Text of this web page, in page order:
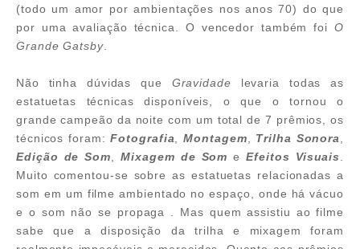
(todo um amor por ambientações nos anos 70) do que
por uma avaliação técnica. O vencedor também foiO
Grande Gatsby.
Não tinha dúvidas que Gravidade levaria todas as
estatuetas técnicas disponíveis, o que o tornou o
grande campeão da noite com um total de 7 prêmios, os
técnicos foram:Fotografia ,Montagem Trilha Sonora
Edição de Som ,Mixagem de Som eEfeitos Visuais
Muito comentou-se sobre as estatuetas relacionadas a
som em um filme ambientado no espaço, onde há vácuo
e o som não se propaga . Mas quem assistiu ao filme
sabe que a disposição da trilha e mixagem foram